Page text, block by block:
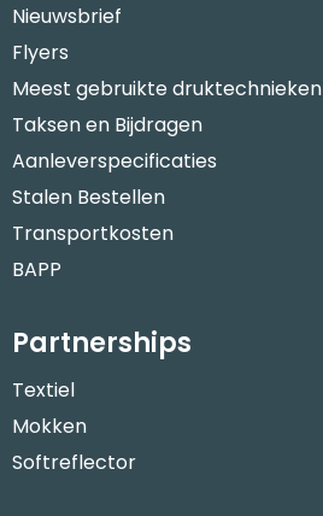
Nieuwsbrief
Flyers
Meest gebruikte druktechnieken
Taksen en Bijdragen
Aanleverspecificaties
Stalen Bestellen
Transportkosten
BAPP
Partnerships
Textiel
Mokken
Softreflector